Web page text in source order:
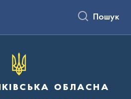
Пошук
обласна